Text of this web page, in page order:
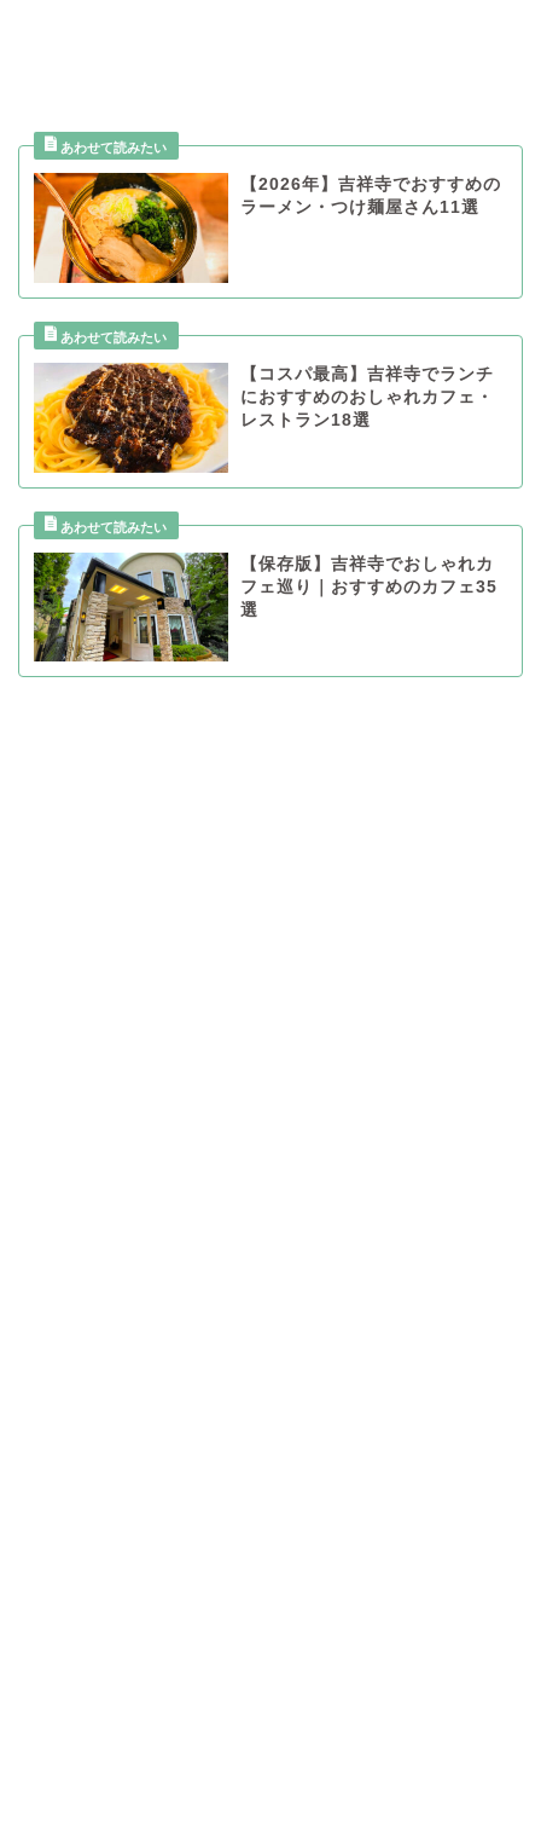
【2026年】吉祥寺でおすすめの
ラーメン・つけ麺屋さん11選
【コスパ最高】吉祥寺でランチ
におすすめのおしゃれカフェ・
レストラン18選
【保存版】吉祥寺でおしゃれカ
フェ巡り｜おすすめのカフェ35
選